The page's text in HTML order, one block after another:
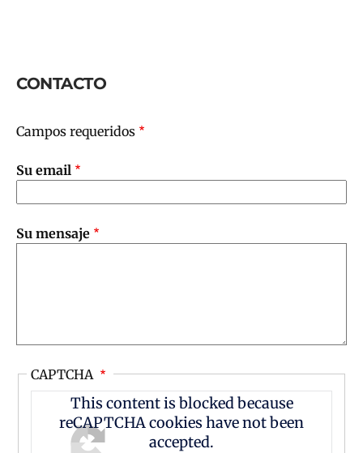
CONTACTO
Campos requeridos
Su email
Su mensaje
CAPTCHA
This content is blocked because
reCAPTCHA cookies have not been
accepted.